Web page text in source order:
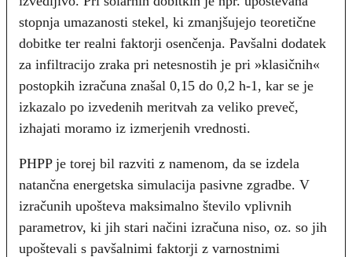
stopnja umazanosti stekel, ki zmanjšujejo teoretične
dobitke ter realni faktorji osenčenja. Pavšalni dodatek
za infiltracijo zraka pri netesnostih je pri »klasičnih«
postopkih izračuna znašal 0,15 do 0,2 h-1, kar se je
izkazalo po izvedenih meritvah za veliko preveč,
izhajati moramo iz izmerjenih vrednosti.
PHPP je torej bil razviti z namenom, da se izdela
natančna energetska simulacija pasivne zgradbe. V
izračunih upošteva maksimalno število vplivnih
parametrov, ki jih stari načini izračuna niso, oz. so jih
upoštevali s pavšalnimi faktorji z varnostnimi